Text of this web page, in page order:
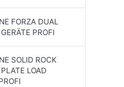
FORZA DUAL
PROFI
SOLID ROCK
LOAD